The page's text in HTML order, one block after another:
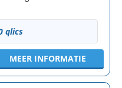
qlics
MEER INFORMATIE